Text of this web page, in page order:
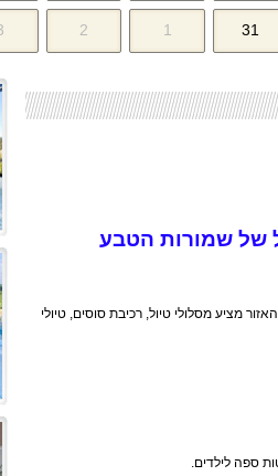
31
1
2
של שמורות הטבע
מציע מסלולי טיול, רכיבת סוסים, טיולי